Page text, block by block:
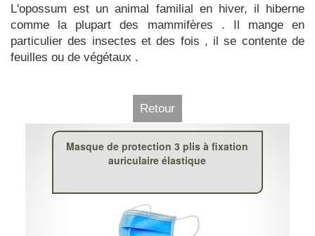
L'opossum est un animal familial en hiver, il hiberne
comme la plupart des mammifères . Il mange en
particulier des insectes et des fois , il se contente de
feuilles ou de végétaux .
Retour
Masque de protection 3 plis à fixation
auriculaire élastique